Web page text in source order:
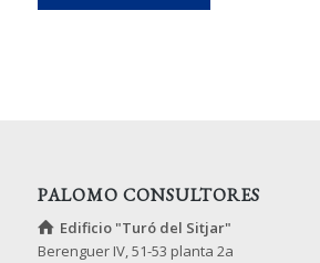
PALOMO CONSULTORES
Edificio "Turó del Sitjar"
Berenguer IV, 51-53 planta 2a